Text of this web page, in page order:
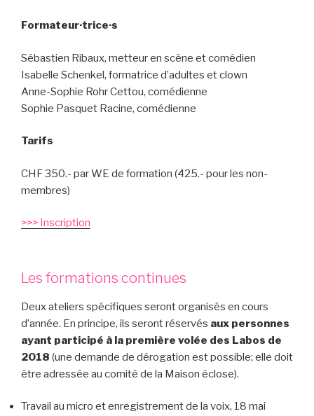
Formateur·trice·s
Sébastien Ribaux, metteur en scène et comédien
Isabelle Schenkel, formatrice d’adultes et clown
Anne-Sophie Rohr Cettou, comédienne
Sophie Pasquet Racine, comédienne
Tarifs
CHF 350.- par WE de formation (425.- pour les non-
membres)
>>> Inscription
Les formations continues
Deux ateliers spécifiques seront organisés en cours
d’année. En principe, ils seront réservés aux personnes
ayant participé à la première volée des Labos de
2018 (une demande de dérogation est possible; elle doit
être adressée au comité de la Maison éclose).
Travail au micro et enregistrement de la voix, 18 mai